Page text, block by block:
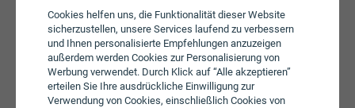
Cookies helfen uns, die Funktionalität dieser Website
sicherzustellen, unsere Services laufend zu verbessern
und Ihnen personalisierte Empfehlungen anzuzeigen
außerdem werden Cookies zur Personalisierung von
Werbung verwendet. Durch Klick auf “Alle akzeptieren”
erteilen Sie Ihre ausdrückliche Einwilligung zur
Verwendung von Cookies, einschließlich Cookies von
Beim Tarif Kabel-TV St.Johann in Tirol fallen monatliche
Gebühren von € 20,90 an. Weiters fallen einmalige
Gebühren von bis zu € 99,00 an.